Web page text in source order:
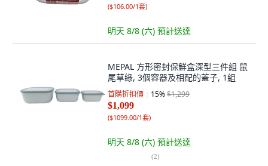
($106.00/1套)
明天 8/8 (六) 預計送達
MEPAL 方形密封保鮮盒深型三件組 鼠
尾草綠, 3個容器及相配的蓋子, 1組
首購折扣價 15%$1,299
$1,099
($1099.00/1套)
明天 8/8 (六) 預計送達
(2)